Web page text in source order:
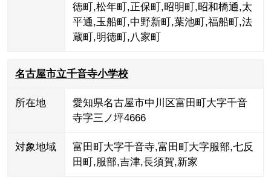
徳町,松年町,正保町,昭明町,昭和橋通,太
平通,玉船町,中野新町,葉池町,福船町,法
蔵町,明徳町,八家町
名古屋市立千音寺小学校
所在地
愛知県名古屋市中川区富田町大字千音
寺字三ノ坪4666
対象地域 富田町大字千音寺,富田町大字服部,七反
田町,服部,吉津,長須賀,新家